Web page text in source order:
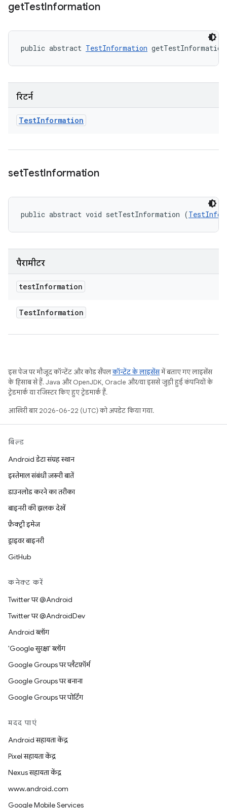
getTestInformation
public abstract TestInformation
रिटर्न
TestInformation
setTestInformation
public abstract void setTestInformation (
पैरामीटर
testInformation
TestInformation
इस पेज पर मौजूद कॉन्टेंट और कोड सैंपलकॉन्टेंट के लाइसेंसमें बताए गए लाइसेंस
के हिसाब से हैं. Java और OpenJDK, Oracle और/या इससे जुड़ी हुई कंपनियों के
ट्रेडमार्क या रजिस्टर किए हुए ट्रेडमार्क हैं.
आखिरी बार 2026-06-22 (UTC) को अपडेट किया गया.
बिल्ड
Android डेटा संग्रह स्थान
इस्तेमाल संबंधी ज़रूरी बातें
डाउनलोड करने का तरीका
बाइनरी की झलक देखें
फ़ैक्ट्री इमेज
ड्राइवर बाइनरी
GitHub
कनेक्ट करें
Twitter पर @Android
Twitter पर @AndroidDev
Android ब्लॉग
'Google सुरक्षा' ब्लॉग
Google Groups पर प्लैटफ़ॉर्म
Google Groups पर बनाना
Google Groups पर पोर्टिंग
मदद पाएं
Android सहायता केंद्र
Pixel सहायता केंद्र
Nexus सहायता केंद्र
www.android.com
Google Mobile Services